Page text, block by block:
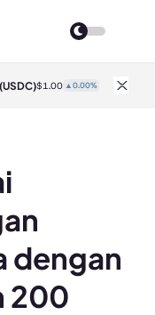
(USDC)$1.00 ▲0.00%
dengan
200